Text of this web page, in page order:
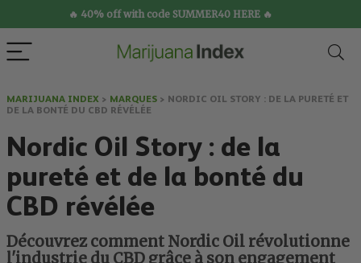
🔥 40% off with code SUMMER40 HERE 🔥
MARIJUANA INDEX > MARQUES > NORDIC OIL STORY : DE LA PURETÉ ET
DE LA BONTÉ DU CBD RÉVÉLÉE
Nordic Oil Story : de la
pureté et de la bonté du
CBD révélée
Découvrez comment Nordic Oil révolutionne
l'industrie du CBD grâce à son engagement